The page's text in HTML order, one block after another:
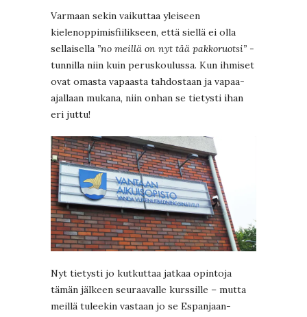
Varmaan sekin vaikuttaa yleiseen
kielenoppimisfiilikseen, että siellä ei olla
sellaisella ”no meillä on nyt tää pakkoruotsi” -
tunnilla niin kuin peruskoulussa. Kun ihmiset
ovat omasta vapaasta tahdostaan ja vapaa-
ajallaan mukana, niin onhan se tietysti ihan
eri juttu!
Nyt tietysti jo kutkuttaa jatkaa opintoja
tämän jälkeen seuraavalle kurssille – mutta
meillä tuleekin vastaan jo se Espanjaan-